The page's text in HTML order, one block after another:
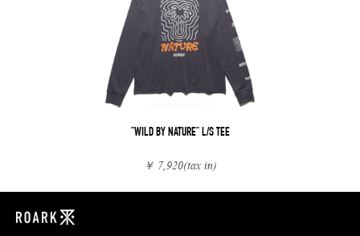
"WILD BY NATURE" L/S TEE
￥ 7,920(tax in)